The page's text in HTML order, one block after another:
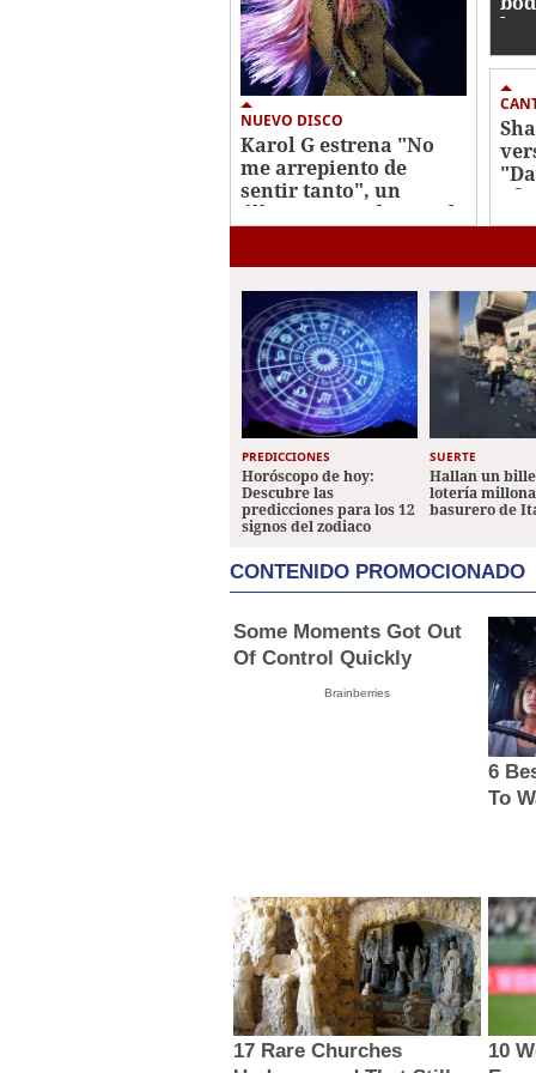
NUEVO DISCO
Karol G estrena "No
me arrepiento de
sentir tanto", un
álbum marcado por el
PREDICCIONES
Horóscopo de hoy:
Descubre las
predicciones para los 12
signos del zodiaco
SUERTE
Hallan un
lotería
basurero de
CONTENIDO PROMOCIONADO
Some Moments Got Out
Of Control Quickly
Brainberries
6
To
17 Rare Churches
10